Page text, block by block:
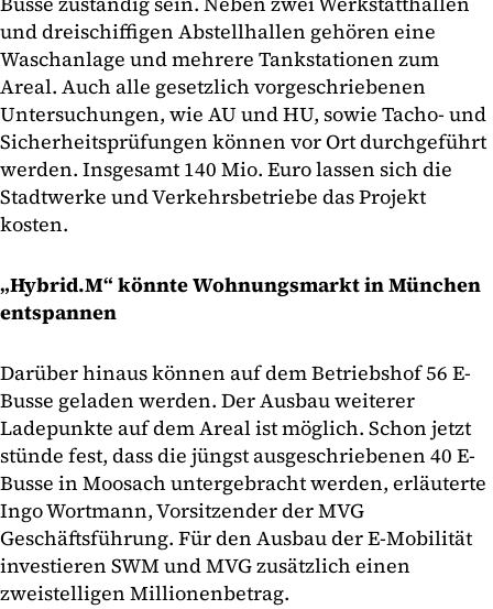
und dreischiffigen Abstellhallen gehören eine
Waschanlage und mehrere Tankstationen zum
Areal. Auch alle gesetzlich vorgeschriebenen
Untersuchungen, wie AU und HU, sowie Tacho- und
Sicherheitsprüfungen können vor Ort durchgeführt
werden. Insgesamt 140 Mio. Euro lassen sich die
Stadtwerke und Verkehrsbetriebe das Projekt
kosten.
„Hybrid.M“ könnte Wohnungsmarkt in München
entspannen
Darüber hinaus können auf dem Betriebshof 56 E-
Busse geladen werden. Der Ausbau weiterer
Ladepunkte auf dem Areal ist möglich. Schon jetzt
stünde fest, dass die jüngst ausgeschriebenen 40 E-
Busse in Moosach untergebracht werden, erläuterte
Ingo Wortmann, Vorsitzender der MVG
Geschäftsführung. Für den Ausbau der E-Mobilität
investieren SWM und MVG zusätzlich einen
zweistelligen Millionenbetrag.